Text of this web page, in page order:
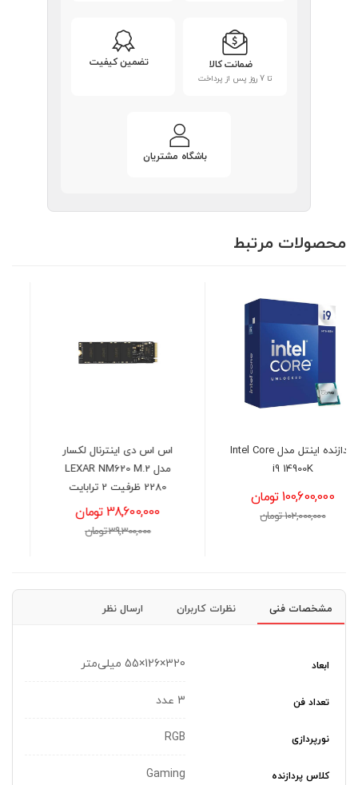
ضمانت کالا
تا 7 روز پس از پرداخت
تضمین کیفیت
باشگاه مشتریان
محصولات مرتبط
اس اس دی اینترنال لکسار
مدل LEXAR NM620 M.2
2280 ظرفیت 2 ترابایت
38,600,000 تومان
کیس کامپیوتر دیپ کول
DeepCool MATREXX 55
MESH V4C
12,900,000 تومان
13,200,000 تومان
مشخصات فنی نظرات کاربران ارسال نظر
ابعاد 320×126×55 میلی‌متر
تعداد فن 3 عدد
نورپردازی RGB
کلاس پردازنده Gaming